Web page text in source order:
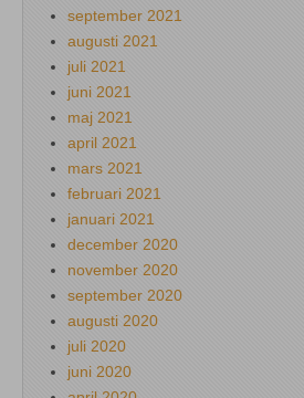
september 2021
augusti 2021
juli 2021
juni 2021
maj 2021
april 2021
mars 2021
februari 2021
januari 2021
december 2020
november 2020
september 2020
augusti 2020
juli 2020
juni 2020